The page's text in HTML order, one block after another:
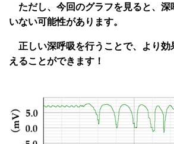
ただし、今回のグラフを見ると、深
いない可能性があります。
正しい深呼吸を行うことで、より効
えることができます！